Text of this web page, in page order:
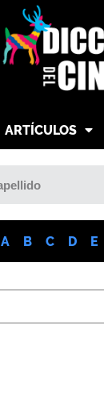
ARTÍCULOS
A B C D E